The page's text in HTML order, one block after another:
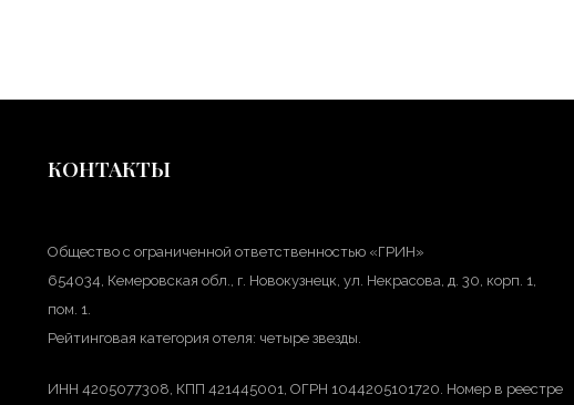
КОНТАКТЫ
Общество с ограниченной ответственностью «ГРИН»
654034, Кемеровская обл., г. Новокузнецк, ул. Некрасова, д. 30, корп. 1,
пом. 1.
Рейтинговая категория отеля: четыре звезды.
ИНН 4205077308, КПП 421445001, ОГРН 1044205101720. Номер в реестре